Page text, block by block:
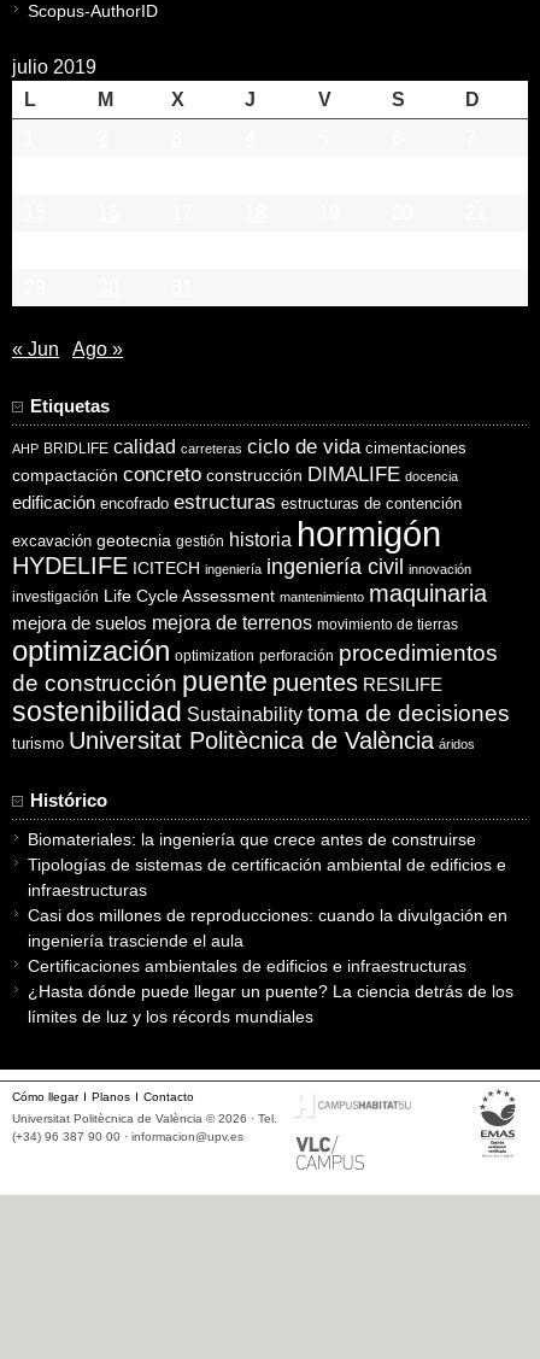
Scopus-AuthorID
julio 2019
L
M X J V S
D
« Jun Ago »
Etiquetas
AHP BRIDLIFE calidad carreteras ciclo de vida cimentaciones
compactación concreto construcción DIMALIFE docencia
edificación encofrado estructuras estructuras de contención
excavación geotecnia gestión historia hormigón
HYDELIFE ICITECH ingeniería ingeniería civil innovación
investigación Life Cycle Assessment mantenimiento maquinaria
mejora de suelos mejora de terrenos movimiento de tierras
optimización optimization perforación procedimientos
de construcción puente puentes RESILIFE
sostenibilidad Sustainability toma de decisiones
turismo Universitat Politècnica de València áridos
Histórico
Biomateriales: la ingeniería que crece antes de construirse
Tipologías de sistemas de certificación ambiental de edificios e
infraestructuras
Casi dos millones de reproducciones: cuando la divulgación en
ingeniería trasciende el aula
Certificaciones ambientales de edificios e infraestructuras
¿Hasta dónde puede llegar un puente? La ciencia detrás de los
límites de luz y los récords mundiales
Cómo llegar Planos
Contacto
Universitat Politècnica de València © 2026 · Tel.
(+34) 96 387 90 00 · informacion@upv.es